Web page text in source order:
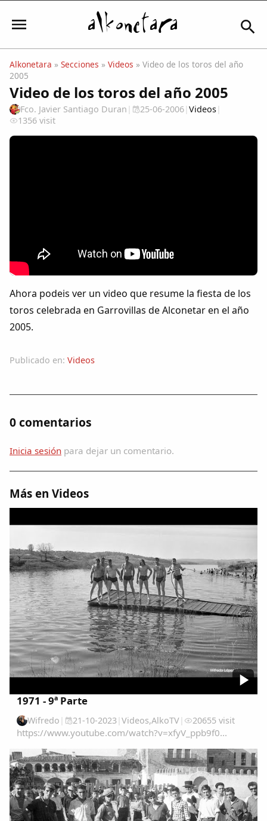
Mi Cuenta
Colaboradores
AlkoTV
Diccionario
Traductor
Dichos
Cancionero Local
Apodos
Peñas
La palra
Modo oscuro
Alkonetara » Secciones » Videos » Video de los toros del año
2005
Video de los toros del año 2005
Fco. Javier Santiago Duran | 25-06-2006| Videos|
1356 visit
Ahora podeis ver un video que resume la fiesta de los
toros celebrada en Garrovillas de Alconetar en el año
2005.
Publicado en: Videos
0 comentarios
Inicia sesión para dejar un comentario.
Más en Videos
1971 - 9ª Parte
Wifredo | 21-10-2023| Videos,AlkoTV| 20655 visit
https://www.youtube.com/watch?v=xfyV_ppb9f0...